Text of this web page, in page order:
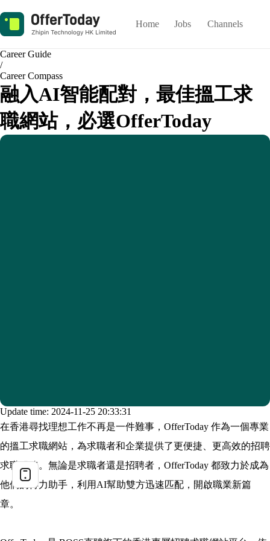
Home Jobs Channels
Career Guide
/
Career Compass
融入AI智能配對，最佳搵工求
職網站，必選OfferToday
Update time: 2024-11-25 20:33:31
在香港尋找理想工作不再是一件難事，OfferToday 作為一個專業
的搵工求職網站，為求職者和企業提供了更便捷、更高效的招聘
求職服務。無論是求職者還是招聘者，OfferToday 都致力於成為
他們的得力助手，利用AI幫助雙方迅速匹配，開啟職業新篇
章。